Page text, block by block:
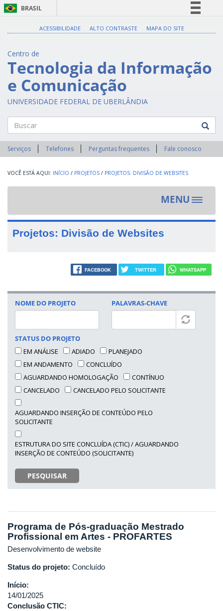
BRASIL
Acesso à informação
ACESSIBILIDADE ALTO CONTRASTE MAPA DO SITE
Centro de
Tecnologia da Informação
e Comunicação
UNIVERSIDADE FEDERAL DE UBERLÂNDIA
Buscar
Serviços Telefones Perguntas frequentes Fale conosco
INÍCIO / PROJETOS / PROJETOS: DIVISÃO DE WEBSITES
MENU
Toggle
Projetos: Divisão de Websites
FACEBOOK TWITTER WHATSAPP
NOME DO PROJETO PALAVRAS-CHAVE
STATUS DO PROJETO
EM ANÁLISE
ADIADO
PLANEJADO
EM ANDAMENTO
CONCLUÍDO
AGUARDANDO HOMOLOGAÇÃO
CONTÍNUO
CANCELADO
CANCELADO PELO SOLICITANTE
AGUARDANDO INSERÇÃO DE CONTEÚDO PELO
SOLICITANTE
ESTRUTURA DO SITE CONCLUÍDA (CTIC) / AGUARDANDO
INSERÇÃO DE CONTEÚDO (SOLICITANTE)
PESQUISAR
Programa de Pós-graduação Mestrado
Profissional em Artes - PROFARTES
Desenvolvimento de website
Status do projeto: Concluído
Início:
14/01/2025
Conclusão CTIC: